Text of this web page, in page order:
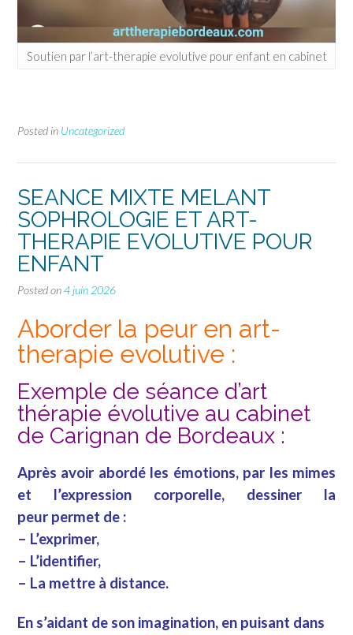
Soutien par l’art-therapie evolutive pour enfant en cabinet
Posted in Uncategorized
SEANCE MIXTE MELANT
SOPHROLOGIE ET ART-
THERAPIE EVOLUTIVE POUR
ENFANT
Posted on4 juin 2026
Aborder la peur en art-
therapie evolutive :
Exemple de séance d’art
thérapie évolutive au cabinet
de Carignan de Bordeaux :
Après avoir abordé les émotions, par les mimes
et l’expression corporelle, dessiner la
peur permet de :
– L’exprimer,
– L’identifier,
– La mettre à distance.
En s’aidant de son imagination, en puisant dans